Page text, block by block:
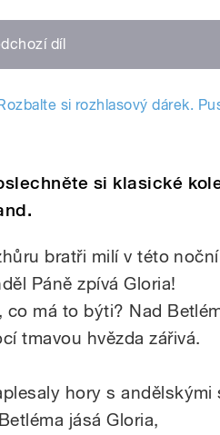
díl
si rozhlasový dárek.
si klasické
bratři milí v této
Páně zpívá Gloria!
co má to býti? Nad
tmavou hvězda zářivá.
hory s andělskými
jásá Gloria,